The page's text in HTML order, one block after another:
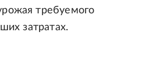
требуемого
затратах.